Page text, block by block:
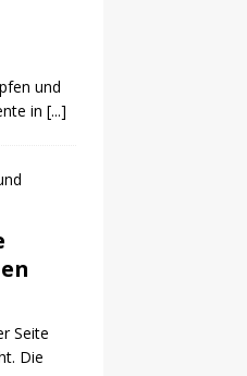
und
in [...]
Seite
Die